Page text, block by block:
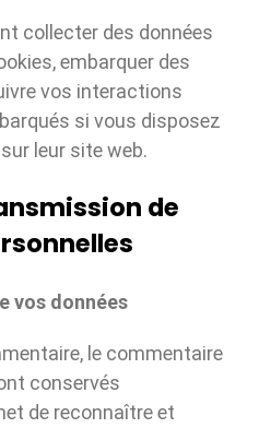
collecter des données
embarquer des
vos interactions
si vous disposez
leur site web.
de
vos données
le commentaire
conservés
de reconnaître et